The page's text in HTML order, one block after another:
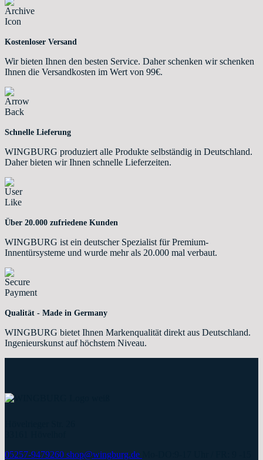
Kostenloser Versand
Wir bieten Ihnen den besten Service. Daher schenken wir schenken
Ihnen die Versandkosten im Wert von 99€.
Schnelle Lieferung
WINGBURG produziert alle Produkte selbständig in Deutschland.
Daher bieten wir Ihnen schnelle Lieferzeiten.
Über 20.000 zufriedene Kunden
WINGBURG ist ein deutscher Spezialist für Premium-
Innentürsysteme und wurde mehr als 20.000 mal verbaut.
Qualität - Made in Germany
WINGBURG bietet Ihnen Markenqualität direkt aus Deutschland.
Ingenieurskunst auf höchstem Niveau.
05257-9479260 shop@wingburg.de